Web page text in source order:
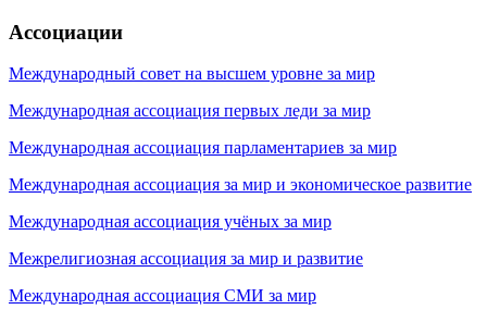
Ассоциации
Международный совет на высшем уровне за мир
Международная ассоциация первых леди за мир
Международная ассоциация парламентариев за мир
Международная ассоциация за мир и экономическое развитие
Международная ассоциация учёных за мир
Межрелигиозная ассоциация за мир и развитие
Международная ассоциация СМИ за мир